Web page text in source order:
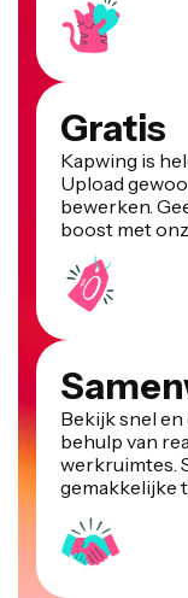
Gratis
Kapwing is
Upload
bewerken.
boost met
Bekijk snel en
behulp van
werkruimtes.
gemakkelijke